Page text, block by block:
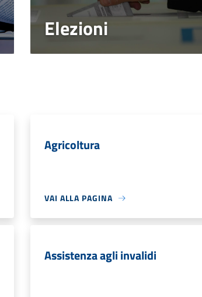
Elezioni
Agricoltura
VAI ALLA PAGINA
Assistenza agli invalidi